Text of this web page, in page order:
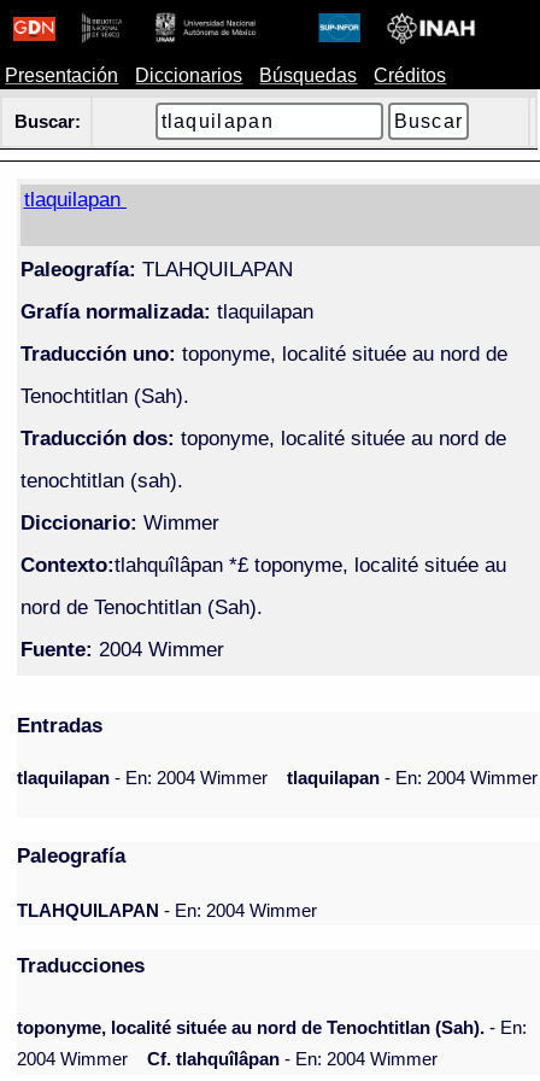
Presentación Diccionarios Búsquedas Créditos
Buscar:
tlaquilapan
Paleografía: TLAHQUILAPAN
Grafía normalizada: tlaquilapan
Traducción uno: toponyme, localité située au nord de
Tenochtitlan (Sah).
Traducción dos: toponyme, localité située au nord de
tenochtitlan (sah).
Diccionario: Wimmer
Contexto:tlahquîlâpan *£ toponyme, localité située au
nord de Tenochtitlan (Sah).
Fuente: 2004 Wimmer
Entradas
tlaquilapan- En: 2004 Wimmer tlaquilapan- En: 2004 Wimmer
Paleografía
TLAHQUILAPAN - En: 2004 Wimmer
Traducciones
toponyme, localité située au nord de Tenochtitlan (Sah). - En:
2004 Wimmer
Cf. tlahquîlâpan - En: 2004 Wimmer